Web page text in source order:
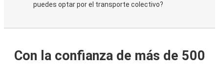
puedes optar por el transporte colectivo?
Con la confianza de más de 500